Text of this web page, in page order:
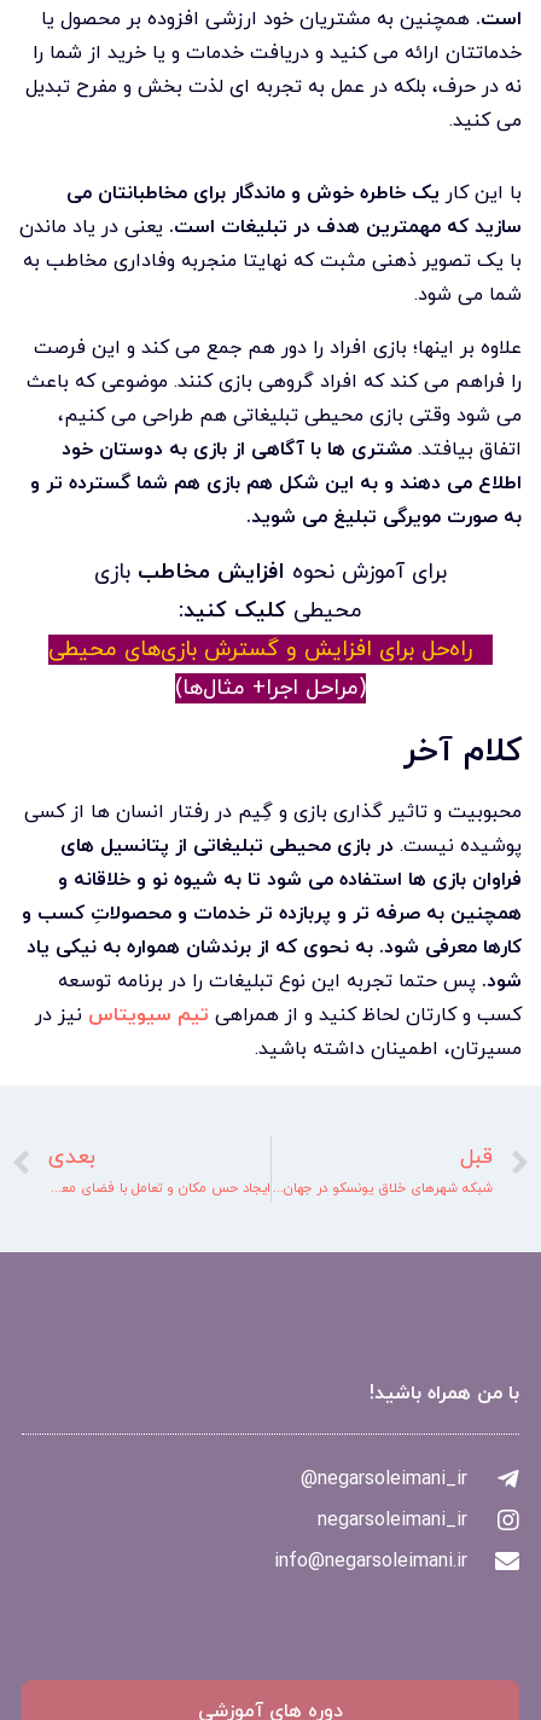
است. همچنین به مشتریان خود ارزشی افزوده بر محصول یا
خدماتتان ارائه می کنید و دریافت خدمات و یا خرید از شما را
نه در حرف، بلکه در عمل به تجربه ای لذت بخش و مفرح تبدیل
می کنید.
با این کار یک خاطره خوش و ماندگار برای مخاطبانتان می
سازید که مهمترین هدف در تبلیغات است. یعنی در یاد ماندن
با یک تصویر ذهنی مثبت که نهایتا منجربه وفاداری مخاطب به
شما می شود.
علاوه بر اینها؛ بازی افراد را دور هم جمع می کند و این فرصت
را فراهم می کند که افراد گروهی بازی کنند. موضوعی که باعث
می شود وقتی بازی محیطی تبلیغاتی هم طراحی می کنیم،
اتفاق بیافتد. مشتری ها با آگاهی از بازی به دوستان خود
اطلاع می دهند و به این شکل هم بازی هم شما گسترده تر و
به صورت مویرگی تبلیغ می شوید.
برای آموزش نحوه افزایش مخاطب بازی
محیطی کلیک کنید:
(مراحل اجرا+ مثال‌ها)
کلام آخر
محبوبیت و تاثیر گذاری بازی و گِیم در رفتار انسان ها از کسی
پوشیده نیست. در بازی محیطی تبلیغاتی از پتانسیل های
فراوان بازی ها استفاده می شود تا به شیوه نو و خلاقانه و
همچنین به صرفه تر و پربازده تر خدمات و محصولاتِ کسب و
کارها معرفی شود. به نحوی که از برندشان همواره به نیکی یاد
شود. پس حتما تجربه این نوع تبلیغات را در برنامه توسعه
کسب و کارتان لحاظ کنید و از همراهی تیم سیویتاس نیز در
مسیرتان، اطمینان داشته باشید.
قبل
شبکه شهرهای خلاق یونسکو در جهان UCCN و مزایای عضویت در آن
بعدی
ایجاد حس مکان و تعامل با فضای معماری از طریق بازی های محیطی
با من همراه باشید!
negarsoleimani_ir@
negarsoleimani_ir
info@negarsoleimani.ir
دوره های آموزشی